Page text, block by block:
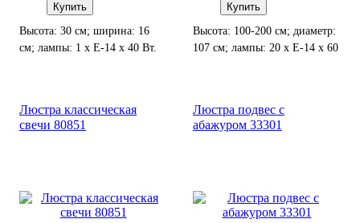
Купить
Высота: 30 см; ширина: 16
см; лампы: 1 х Е-14 х 40 Вт.
Купить
Высота: 100-200 см; диаметр:
107 см; лампы: 20 х Е-14 х 60
Люстра классическая
свечи 80851
Люстра подвес с
абажуром 33301